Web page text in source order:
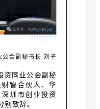
会副秘书长 刘子
资同业公会副秘
智合伙人、华
圳市创业投资
别致辞。